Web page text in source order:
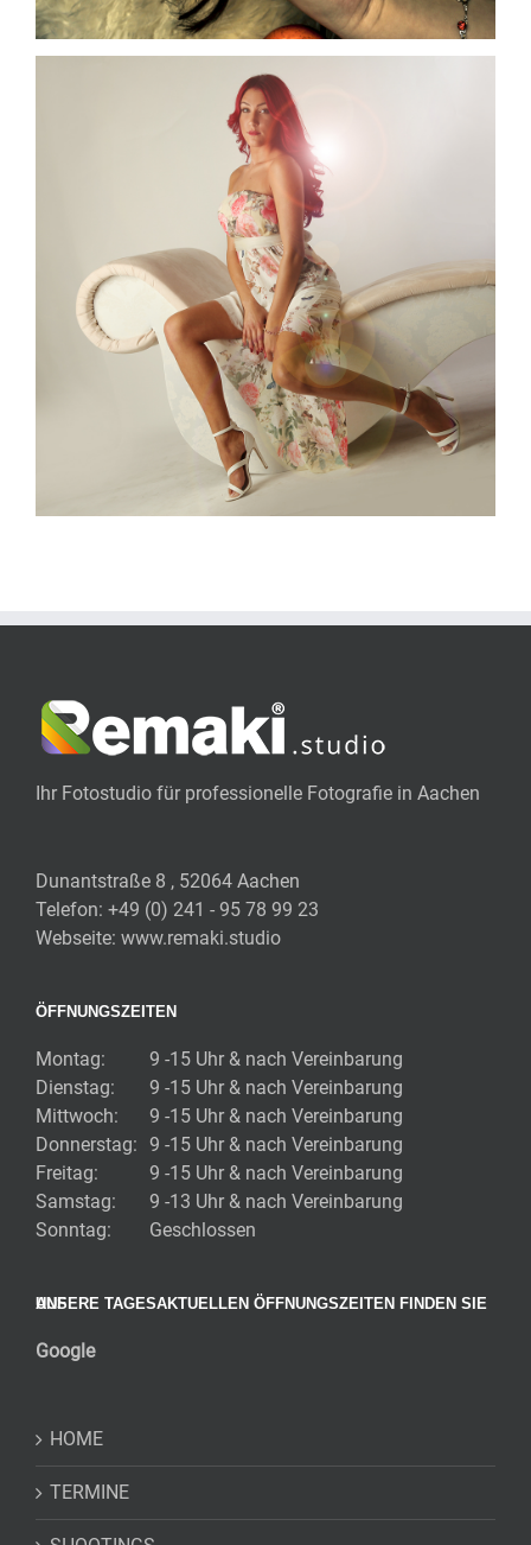
Ihr Fotostudio für professionelle Fotografie in Aachen
Dunantstraße 8 , 52064 Aachen
Telefon: +49 (0) 241 - 95 78 99 23
Webseite: www.remaki.studio
ÖFFNUNGSZEITEN
Montag:
Dienstag:
Mittwoch:
Donnerstag:
Freitag:
Samstag:
Sonntag:
9 -15 Uhr & nach Vereinbarung
9 -15 Uhr & nach Vereinbarung
9 -15 Uhr & nach Vereinbarung
9 -15 Uhr & nach Vereinbarung
9 -15 Uhr & nach Vereinbarung
9 -13 Uhr & nach Vereinbarung
Geschlossen
UNSERE TAGESAKTUELLEN ÖFFNUNGSZEITEN FINDEN SIE AUF
Google
HOME
TERMINE